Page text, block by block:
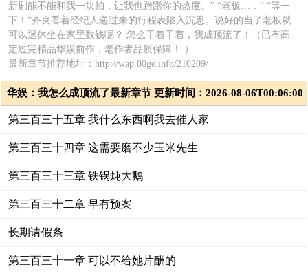
新剧能不能和我一块拍，让我也蹭蹭你的热度。” “老板……” “等一
下！”齐良看着经纪人递过来的行程表陷入沉思。说好的当了老板就
可以退休坐在家里数钱呢？ 怎么干着干着，我成顶流了！（已有高
定过完精品华娱前作，老作者品质保障！ ）
最新章节推荐地址：http://wap.80ge.info/210209/
华娱：我怎么成顶流了最新章节 更新时间：2026-08-06T00:06:00
第三百三十五章 我什么东西啊我去催人家
第三百三十四章 这需要磨不少玉米先生
第三百三十三章 铁锅炖大鹅
第三百三十二章 早有预案
长期请假条
第三百三十一章 可以不给她片酬的